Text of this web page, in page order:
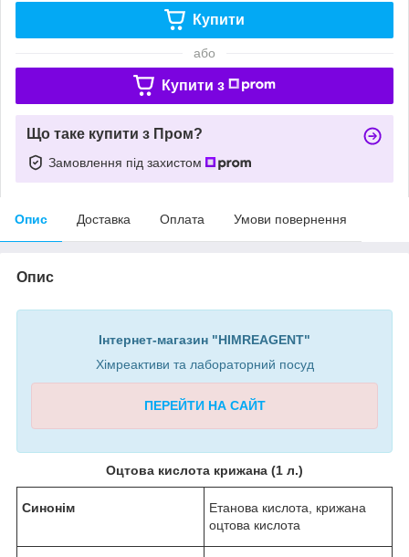
Купити
або
Купити з
Що таке купити з Пром?
Замовлення під захистом
Опис Доставка Оплата Умови повернення
Опис
Інтернет-магазин "HIMREAGENT"
Хімреактиви та лабораторний посуд
ПЕРЕЙТИ НА САЙТ
Оцтова кислота крижана (1 л.)
Синонім
Етанова кислота, крижана
оцтова кислота